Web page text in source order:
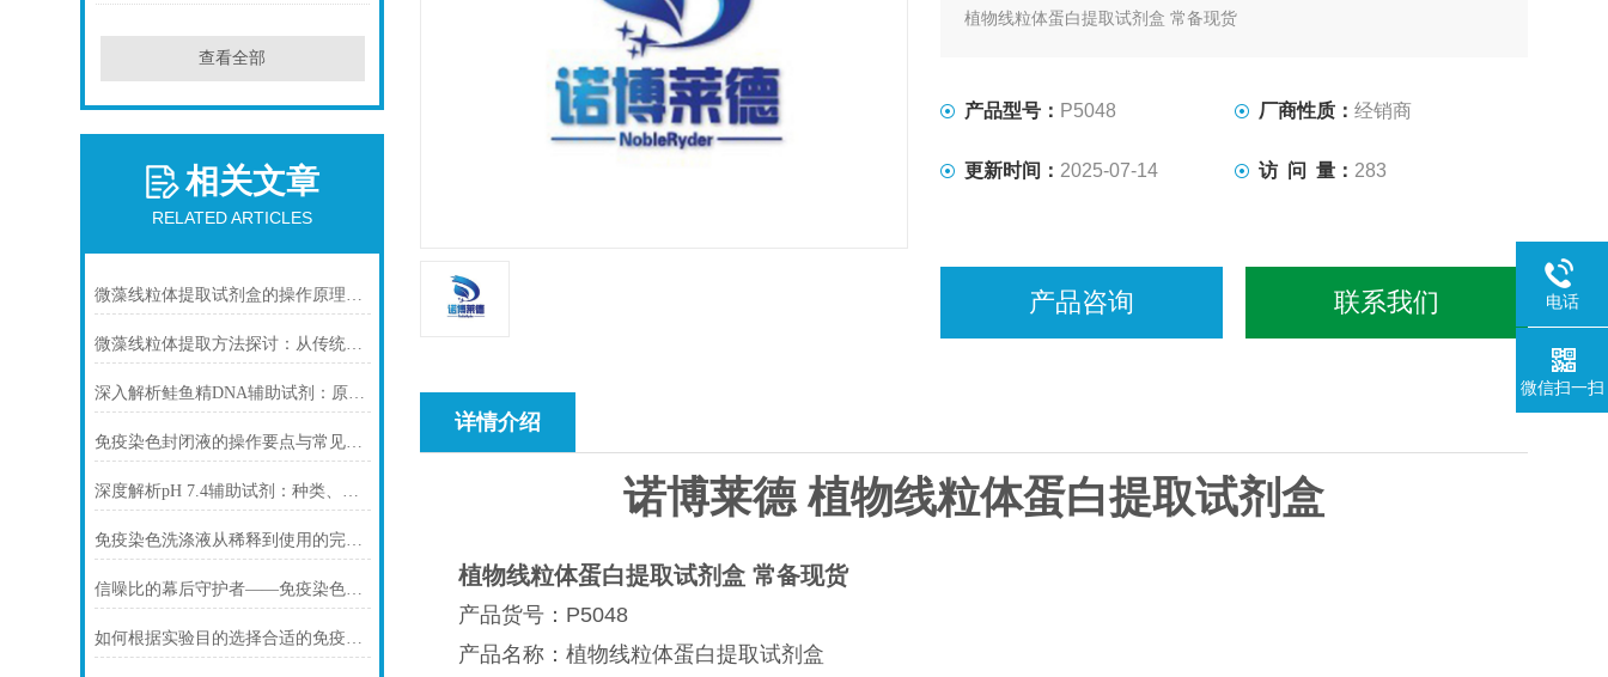
查看全部
相关文章
RELATED ARTICLES
微藻线粒体提取试剂盒的操作原理与实验优化指南
微藻线粒体提取方法探讨：从传统技术到试剂盒方案
深入解析鲑鱼精DNA辅助试剂：原理、特性与规范操作
免疫染色封闭液的操作要点与常见问题解决方案
深度解析pH 7.4辅助试剂：种类、选择
免疫染色洗涤液从稀释到使用的完整流程
信噪比的幕后守护者——免疫染色洗涤液的科学原理与核心价值
如何根据实验目的选择合适的免疫染色封闭剂
植物线粒体蛋白提取试剂盒 常备现货
产品型号： P5048 厂商性质： 经销商
更新时间： 2025-07-14 访 问 量： 283
产品咨询 联系我们
详情介绍
诺博莱德 植物线粒体蛋白提取试剂盒
植物线粒体蛋白提取试剂盒 常备现货
产品货号：P5048
产品名称：植物线粒体蛋白提取试剂盒
电话
微信扫一扫